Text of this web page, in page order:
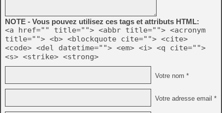
NOTE - Vous pouvez utilisez ces tags et attributs HTML:
<a href="" title=""> <abbr title=""> <acronym
title=""> <b> <blockquote cite=""> <cite>
<code> <del datetime=""> <em> <i> <q cite="">
<s> <strike> <strong>
Votre nom *
Votre adresse email *